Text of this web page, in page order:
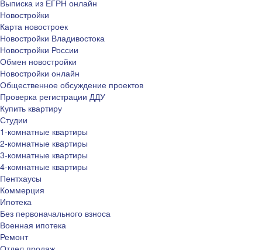
Выписка из ЕГРН онлайн
Новостройки
Карта новостроек
Новостройки Владивостока
Новостройки России
Обмен новостройки
Новостройки онлайн
Общественное обсуждение проектов
Проверка регистрации ДДУ
Купить квартиру
Студии
1-комнатные квартиры
2-комнатные квартиры
3-комнатные квартиры
4-комнатные квартиры
Пентхаусы
Коммерция
Ипотека
Без первоначального взноса
Военная ипотека
Ремонт